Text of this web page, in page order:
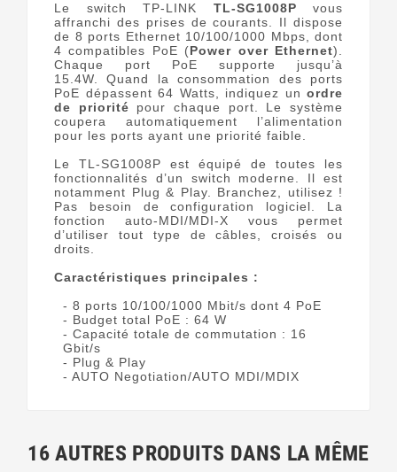
Le switch TP-LINK TL-SG1008P vous
affranchi des prises de courants. Il dispose
de 8 ports Ethernet 10/100/1000 Mbps, dont
4 compatibles PoE (Power over Ethernet).
Chaque port PoE supporte jusqu’à
15.4W. Quand la consommation des ports
PoE dépassent 64 Watts, indiquez un ordre
de priorité pour chaque port. Le système
coupera automatiquement l’alimentation
pour les ports ayant une priorité faible.
Le TL-SG1008P est équipé de toutes les
fonctionnalités d’un switch moderne. Il est
notamment Plug & Play. Branchez, utilisez !
Pas besoin de configuration logiciel. La
fonction auto-MDI/MDI-X vous permet
d’utiliser tout type de câbles, croisés ou
droits.
Caractéristiques principales :
- 8 ports 10/100/1000 Mbit/s dont 4 PoE
- Budget total PoE : 64 W
- Capacité totale de commutation : 16
Gbit/s
- Plug & Play
- AUTO Negotiation/AUTO MDI/MDIX
16 AUTRES PRODUITS DANS LA MÊME